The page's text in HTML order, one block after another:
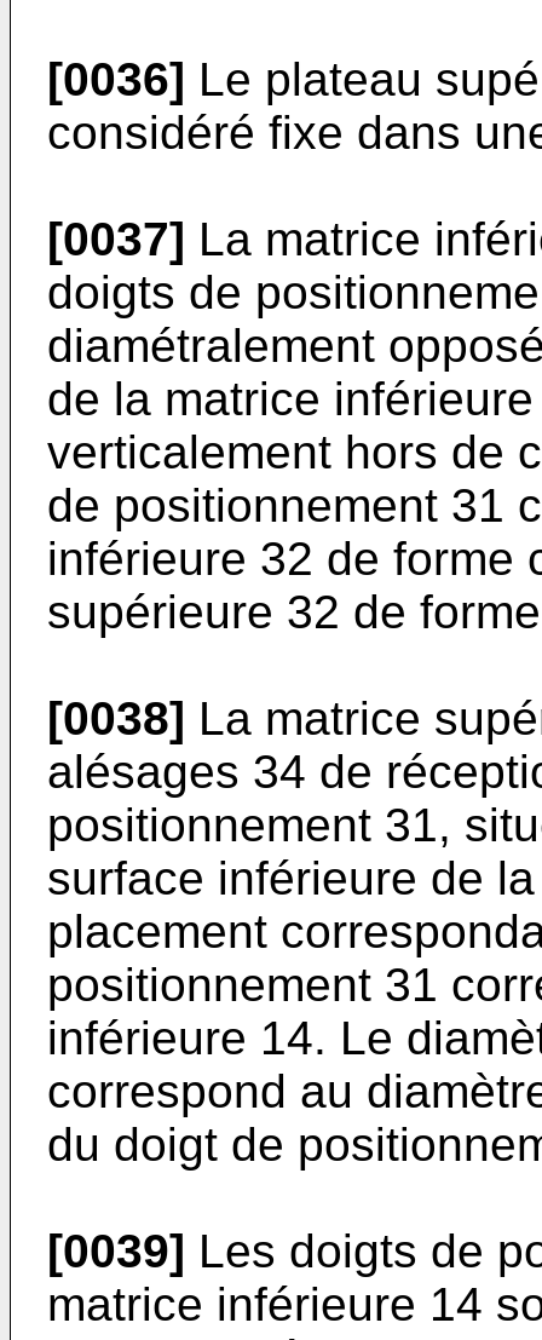
[0036] Le plateau
considéré fixe dans
[0037] La matrice
doigts de
diamétralement
de la matrice
verticalement hors de
de positionnement 31
inférieure 32 de forme
supérieure 32 de
[0038] La matrice
alésages 34 de
positionnement 31,
surface inférieure de
placement
positionnement 31
inférieure 14. Le
correspond au
du doigt de
[0039] Les doigts de
matrice inférieure 14